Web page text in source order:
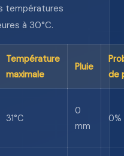
températures
à 30°C.
Température
maximale
Pluie
de
31°C
0
mm
0%